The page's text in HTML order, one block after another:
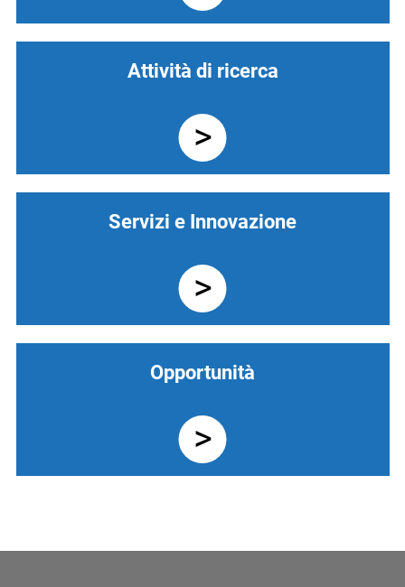
Attività di ricerca
Servizi e Innovazione
Opportunità